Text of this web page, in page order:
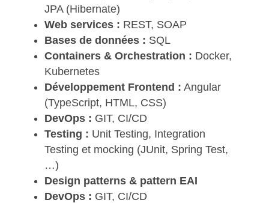
JPA (Hibernate)
Web services : REST, SOAP
Bases de données : SQL
Containers & Orchestration : Docker,
Kubernetes
Développement Frontend : Angular
(TypeScript, HTML, CSS)
DevOps : GIT, CI/CD
Testing : Unit Testing, Integration
Testing et mocking (JUnit, Spring Test,
…)
Design patterns & pattern EAI
DevOps : GIT, CI/CD